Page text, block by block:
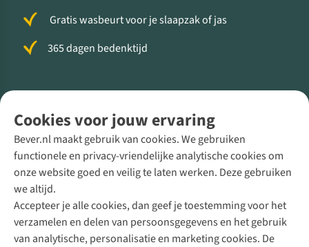
Cookies voor jouw ervaring
Bever.nl maakt gebruik van cookies. We gebruiken
functionele en privacy-vriendelijke analytische cookies om
onze website goed en veilig te laten werken. Deze gebruiken
we altijd.
Accepteer je alle cookies, dan geef je toestemming voor het
verzamelen en delen van persoonsgegevens en het gebruik
van analytische, personalisatie en marketing cookies. De
Gratis wasbeurt voor je slaapzak of jas
365 dagen bedenktijd
Direct advies van een Buitenexpert
+31 (0)85 888 50 88
+31 6 12 28 49 80